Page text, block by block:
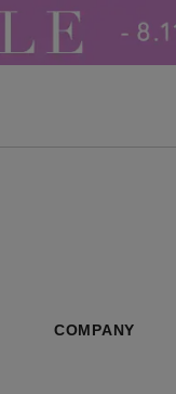
COMPANY